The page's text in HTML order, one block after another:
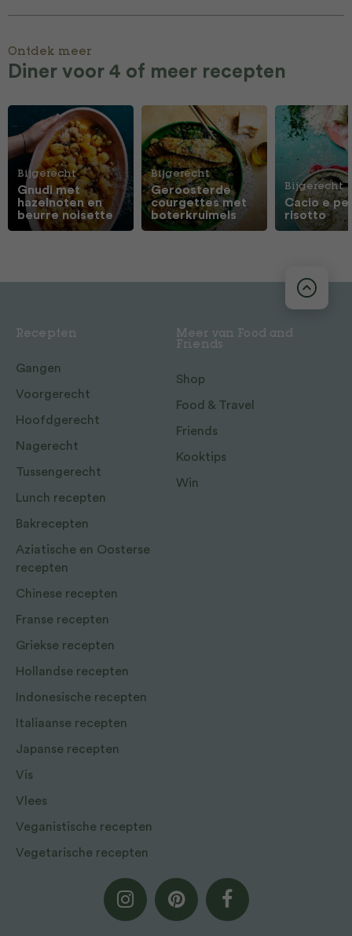
Ontdek meer
Diner voor 4 of meer recepten
Bijgerecht
Gnudi met
hazelnoten en
beurre noisette
Bijgerecht
Geroosterde
courgettes met
boterkruimels
Bijgerecht
Cacio e
risotto
Recepten
Gangen
Voorgerecht
Hoofdgerecht
Nagerecht
Tussengerecht
Lunch recepten
Bakrecepten
Aziatische en Oosterse
recepten
Chinese recepten
Franse recepten
Griekse recepten
Hollandse recepten
Indonesische recepten
Italiaanse recepten
Japanse recepten
Vis
Vlees
Veganistische recepten
Vegetarische recepten
Meer van Food and
Friends
Shop
Food & Travel
Friends
Kooktips
Win